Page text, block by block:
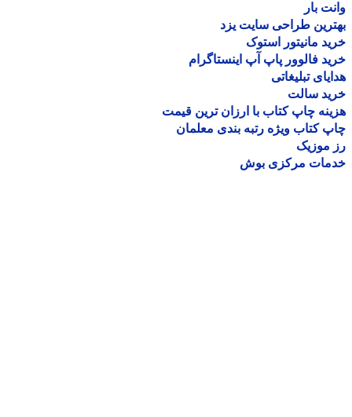
بار
طراحی سایت یزد
مانیتور استوک
فالوور پاپ آپ اینستاگرام
تبلیغاتی
سالت
چاپ کتاب با ارزان ترین قیمت
کتاب ویژه رتبه بندی معلمان
موزیک
مرکزی بوش